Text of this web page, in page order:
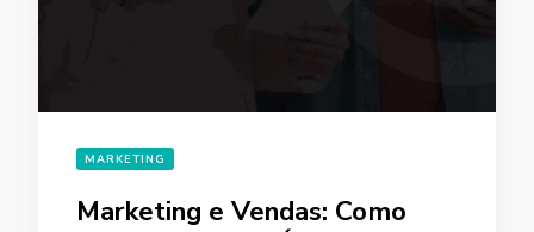
MARKETING
Marketing e Vendas: Como